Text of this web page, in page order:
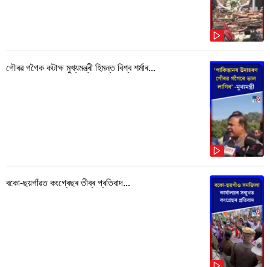
গৌৰৱ গগৈক কটাক্ষ মুখ্যমন্ত্ৰী হিমন্ত বিশ্ব শৰ্মাৰ...
বকো-ছয়গাঁৱত কংগ্ৰেছৰ তীব্ৰ প্ৰতিবাদ...